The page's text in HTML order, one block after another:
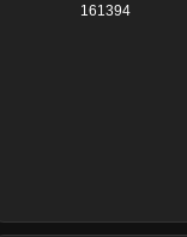
161394